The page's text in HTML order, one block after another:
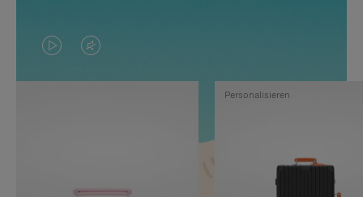
DAS
VIDEO
VIDEO
IST
Personalisieren